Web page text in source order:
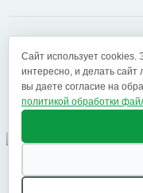
+375 (17) 269-74-74
Брест, Витебск,
Сайт использует cookies.
интересно, и делать
вы даете согласие на
политикой обработки